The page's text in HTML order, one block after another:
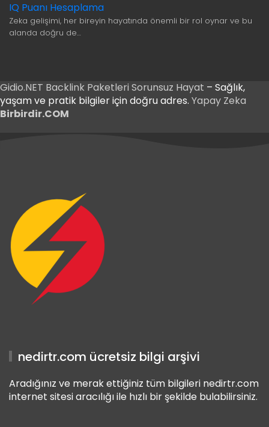
IQ Puanı Hesaplama
Zeka gelişimi, her bireyin hayatında önemli bir rol oynar ve bu
alanda doğru de…
Gidio.NET Backlink Paketleri Sorunsuz Hayat – Sağlık,
yaşam ve pratik bilgiler için doğru adres. Yapay Zeka
Birbirdir.COM
nedirtr.com ücretsiz bilgi arşivi
Aradığınız ve merak ettiğiniz tüm bilgileri nedirtr.com
internet sitesi aracılığı ile hızlı bir şekilde bulabilirsiniz.